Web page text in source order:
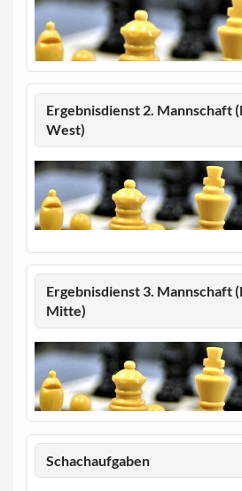
Ergebnisdienst 2. Mannschaft
West)
Ergebnisdienst 3. Mannschaft
Mitte)
Schachaufgaben